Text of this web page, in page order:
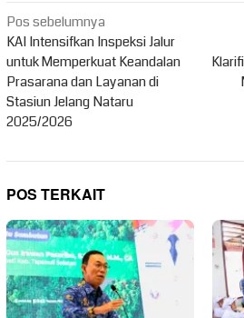
Navigasi
pos
Pos sebelumnya
KAI Intensifkan Inspeksi Jalur
untuk Memperkuat Keandalan
Prasarana dan Layanan di
Stasiun Jelang Nataru
2025/2026
POS TERKAIT